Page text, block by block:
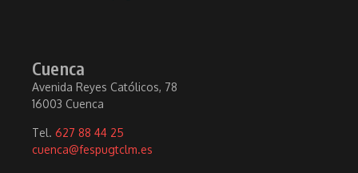
Cuenca
Avenida Reyes Católicos, 78
16003 Cuenca
Tel. 627 88 44 25
cuenca@fespugtclm.es